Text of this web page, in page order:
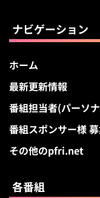
ナビゲーション
ホーム
最新更新情報
番組担当者(パーソ
番組スポンサー様
その他のpfri.net
各番組